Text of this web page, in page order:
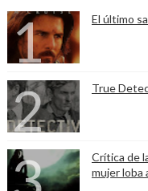
El último
True
Crítica de
mujer loba